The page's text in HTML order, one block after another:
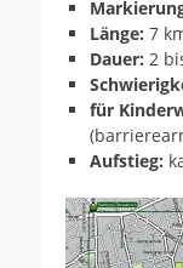
Länge: 7
Dauer: 2
für
Aufstieg: